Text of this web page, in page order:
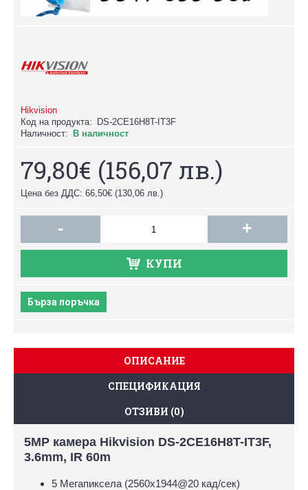
Hikvision
Код на продукта:
DS-2CE16H8T-IT3F
Наличност:
В наличност
79,80€ (156,07 лв.)
Цена без ДДС: 66,50€ (130,06 лв.)
- +
КУПИ
Бърза поръчка
ОПИСАНИЕ
СПЕЦИФИКАЦИЯ
ОТЗИВИ (0)
5MP камера Hikvision DS-2CE16H8T-IT3F,
3.6mm, IR 60m
5 Мегапиксела (2560х1944@20 кад/сек)